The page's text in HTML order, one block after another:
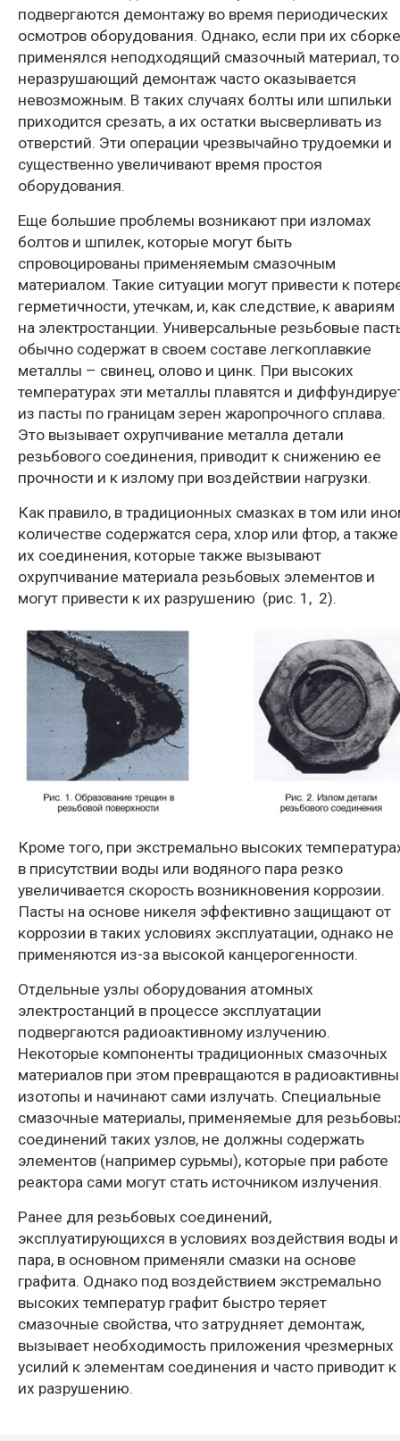
подвергаются демонтажу во время периодических
осмотров оборудования. Однако, если при их сборке
применялся неподходящий смазочный материал, то
неразрушающий демонтаж часто оказывается
невозможным. В таких случаях болты или шпильки
приходится срезать, а их остатки высверливать из
отверстий. Эти операции чрезвычайно трудоемки и
существенно увеличивают время простоя
оборудования.
Еще большие проблемы возникают при изломах
болтов и шпилек, которые могут быть
спровоцированы применяемым смазочным
материалом. Такие ситуации могут привести к
герметичности, утечкам, и, как следствие, к авариям
на электростанции. Универсальные резьбовые
обычно содержат в своем составе легкоплавкие
металлы – свинец, олово и цинк. При высоких
температурах эти металлы плавятся и
из пасты по границам зерен жаропрочного сплава.
Это вызывает охрупчивание металла детали
резьбового соединения, приводит к снижению ее
прочности и к излому при воздействии нагрузки.
Как правило, в традиционных смазках в том или
количестве содержатся сера, хлор или фтор, а также
их соединения, которые также вызывают
охрупчивание материала резьбовых элементов и
могут привести к их разрушению (рис. 1, 2).
Кроме того, при экстремально высоких
в присутствии воды или водяного пара резко
увеличивается скорость возникновения коррозии.
Пасты на основе никеля эффективно защищают от
коррозии в таких условиях эксплуатации, однако не
применяются из-за высокой канцерогенности.
Отдельные узлы оборудования атомных
электростанций в процессе эксплуатации
подвергаются радиоактивному излучению.
Некоторые компоненты традиционных смазочных
материалов при этом превращаются в
изотопы и начинают сами излучать. Специальные
смазочные материалы, применяемые для
соединений таких узлов, не должны содержать
элементов (например сурьмы), которые при работе
реактора сами могут стать источником излучения.
Ранее для резьбовых соединений,
эксплуатирующихся в условиях воздействия воды и
пара, в основном применяли смазки на основе
графита. Однако под воздействием экстремально
высоких температур графит быстро теряет
смазочные свойства, что затрудняет демонтаж,
вызывает необходимость приложения чрезмерных
усилий к элементам соединения и часто приводит к
их разрушению.